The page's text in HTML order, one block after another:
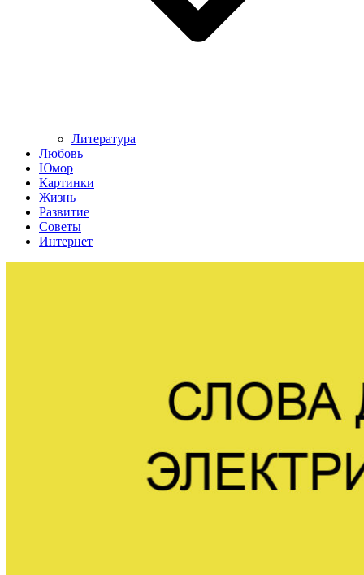
Литература
Любовь
Юмор
Картинки
Жизнь
Развитие
Советы
Интернет